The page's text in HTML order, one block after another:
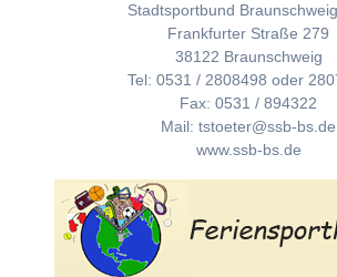
Stadtsportbund
Frankfurter Straße 279
38122 Braunschweig
Tel: 0531 / 2808498 oder
Fax: 0531 / 894322
Mail: tstoeter@ssb-bs.de
www.ssb-bs.de